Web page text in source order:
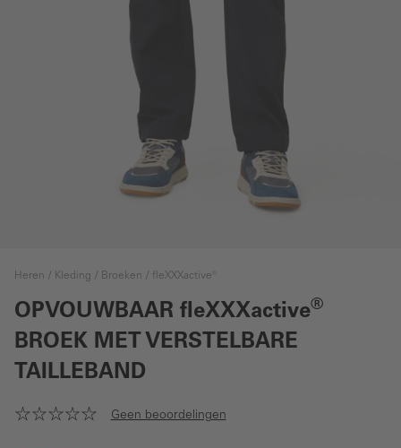
Heren Kleding Broeken fleXXXactive®
OPVOUWBAAR fleXXXactive®
BROEK MET VERSTELBARE
TAILLEBAND
Geen beoordelingen